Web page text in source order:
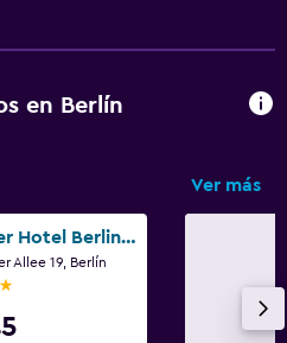
en Berlín
Ver más
Meininger Hotel Berlin Alexanderplatz
Allee 19, Berlín